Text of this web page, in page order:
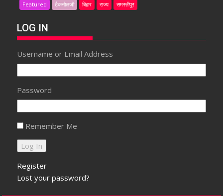
Featured टैकनोलजी बिहार राज्य समस्तीपुर
LOG IN
Username or Email Address
Password
Remember Me
Register
Lost your password?